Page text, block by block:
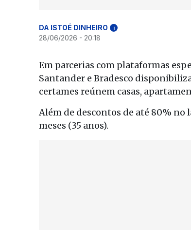
DA ISTOÉ DINHEIRO i
28/06/2026 - 20:18
Em parcerias com plataformas
Santander e Bradesco
certames reúnem casas,
Além de descontos de até 80%
meses (35 anos).